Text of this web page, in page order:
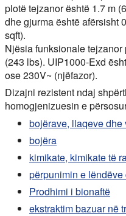
plotë tejzanor është 1.7 m
dhe gjurma është afërsisht
sqft).
Njësia funksionale tejzanor
(243 lbs). UIP1000-Exd
ose 230V~ (njëfazor).
Dizajni rezistent ndaj
homogjenizuesin e
bojërave, llaqeve dhe
bojëra
kimikate, kimikate të
përpunimin e
Prodhimi i bionaftë
ekstraktim bazuar në